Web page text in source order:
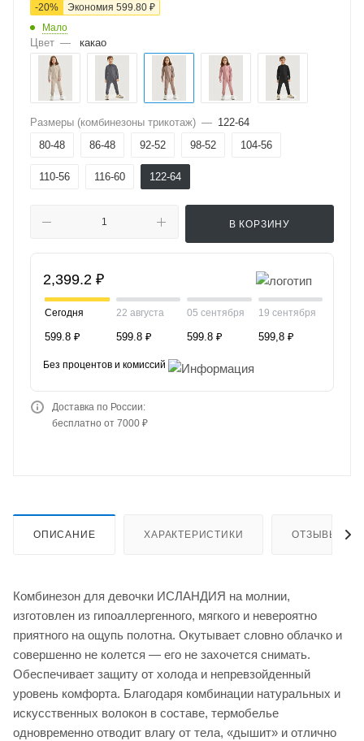
-20% Экономия 599.80 ₽
Мало
Цвет — какао
Размеры (комбинезоны трикотаж) — 122-64
80-48
86-48 92-52 98-52 104-56
110-56 116-60 122-64
В КОРЗИНУ
2,399.2 ₽
Сегодня
599.8 ₽
22 августа
599.8 ₽
05 сентября
599.8 ₽
19 сентября
599,8 ₽
Без процентов и комиссий
Доставка по России:
бесплатно от 7000 ₽
ОПИСАНИЕ ХАРАКТЕРИСТИКИ ОТЗЫВЫ
Комбинезон для девочки ИСЛАНДИЯ на молнии,
изготовлен из гипоаллергенного, мягкого и невероятно
приятного на ощупь полотна. Окутывает словно облачко и
совершенно не колется — его не захочется снимать.
Обеспечивает защиту от холода и непревзойденный
уровень комфорта. Благодаря комбинации натуральных и
искусственных волокон в составе, термобелье
одновременно отводит влагу от тела, «дышит» и отлично